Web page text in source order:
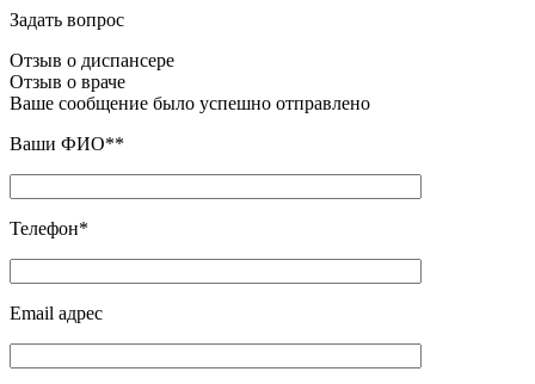
Задать вопрос
Отзыв о диспансере
Отзыв о враче
Ваше сообщение было успешно отправлено
Ваши ФИО**
Телефон*
Email адрес